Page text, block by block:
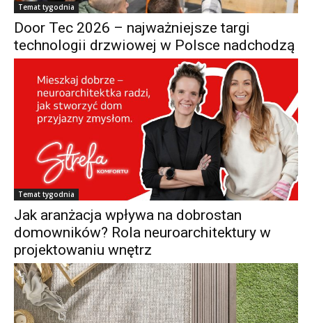
Temat tygodnia
Door Tec 2026 – najważniejsze targi
technologii drzwiowej w Polsce nadchodzą
Temat tygodnia
Jak aranżacja wpływa na dobrostan
domowników? Rola neuroarchitektury w
projektowaniu wnętrz